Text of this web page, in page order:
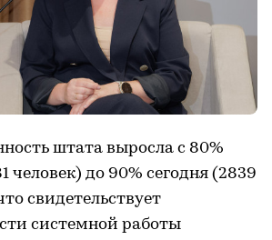
штата выросла с 80%
человек) до 90% сегодня (2839
свидетельствует
системной работы